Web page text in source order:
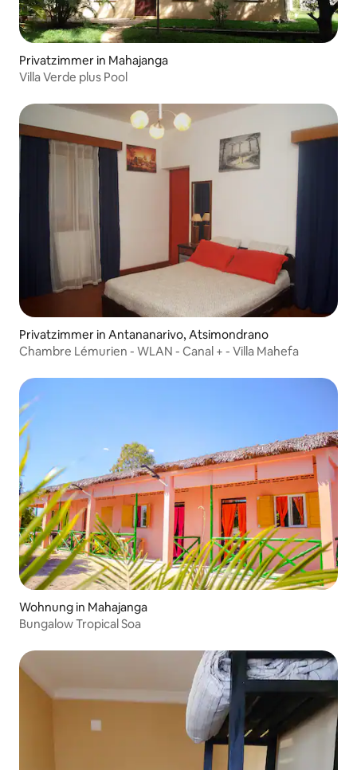
Privatzimmer in Mahajanga
Villa Verde plus Pool
Privatzimmer in Antananarivo, Atsimondrano
Chambre Lémurien - WLAN - Canal + - Villa Mahefa
Wohnung in Mahajanga
Bungalow Tropical Soa